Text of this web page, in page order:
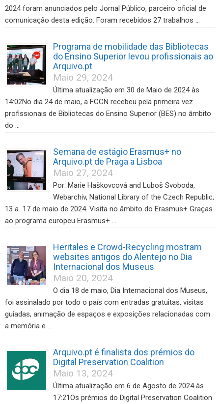
2024 foram anunciados pelo Jornal Público, parceiro oficial de
comunicação desta edição. Foram recebidos 27 trabalhos …
Programa de mobilidade das Bibliotecas
do Ensino Superior levou profissionais ao
Arquivo.pt
Maio 29, 2024
Última atualização em 30 de Maio de 2024 às
14:02No dia 24 de maio, a FCCN recebeu pela primeira vez
profissionais de Bibliotecas do Ensino Superior (BES) no âmbito
do …
Semana de estágio Erasmus+ no
Arquivo.pt de Praga a Lisboa
Maio 27, 2024
Por: Marie Haškovcová and Luboš Svoboda,
Webarchiv, National Library of the Czech Republic,
13 a 17 de maio de 2024. Visita no âmbito do Erasmus+ Graças
ao programa europeu Erasmus+ …
Heritales e Crowd-Recycling mostram
websites antigos do Alentejo no Dia
Internacional dos Museus
Maio 20, 2024
O dia 18 de maio, Dia Internacional dos Museus,
foi assinalado por todo o país com entradas gratuitas, visitas
guiadas, animação de espaços e exposições relacionadas com
a memória e …
Arquivo.pt é finalista dos prémios do
Digital Preservation Coalition
Maio 13, 2024
Última atualização em 6 de Agosto de 2024 às
17:21Os prémios do Digital Preservation Coalition